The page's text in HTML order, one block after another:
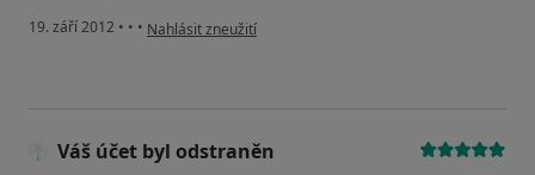
19. září 2012 • • • podle názoru uživatele Váš účet byl odstraněn
Nahlásit zneužití
Váš účet byl odstraněn